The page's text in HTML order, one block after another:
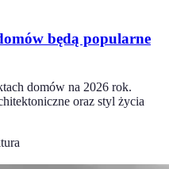
będą popularne
domów na 2026 rok.
oraz styl życia